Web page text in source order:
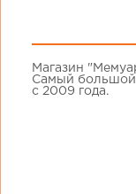
Магазин
Самый большой
с 2009 года.